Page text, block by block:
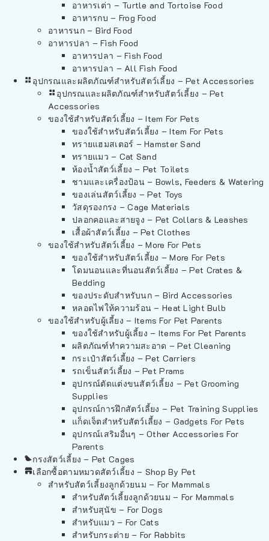
อาหารเต่า – Turtle and Tortoise Food
อาหารกบ – Frog Food
อาหารนก – Bird Food
อาหารปลา – Fish Food
อาหารปลา – Fish Food
อาหารปลา – All Fish Food
อุปกรณและผลิตภัณฑ์สำหรับสัตว์เลี้ยง – Pet Accessories
อุปกรณและผลิตภัณฑ์สำหรับสัตว์เลี้ยง – Pet
Accessories
ของใช้สำหรับสัตว์เลี้ยง – Item For Pets
ของใช้สำหรับสัตว์เลี้ยง – Item For Pets
ทรายแฮมสเตอร์ – Hamster Sand
ทรายแมว – Cat Sand
ห้องน้ำสัตว์เลี้ยง – Pet Toilets
ชามและเครื่องป้อน – Bowls, Feeders & Watering
ของเล่นสัตว์เลี้ยง – Pet Toys
วัสดุรองกรง – Cage Materials
ปลอกคอและสายจูง – Pet Collars & Leashes
เสื้อผ้าสัตว์เลี้ยง – Pet Clothes
ของใช้สำหรับสัตว์เลี้ยง – More For Pets
ของใช้สำหรับสัตว์เลี้ยง – More For Pets
โดมนอนและที่นอนสัตว์เลี้ยง – Pet Crates &
Bedding
ของประดับสำหรับนก – Bird Accessories
หลอดไฟให้ความร้อน – Heat Light Bulb
ของใช้สำหรับผู้เลี้ยง – Items For Pet Parents
ของใช้สำหรับผู้เลี้ยง – Items For Pet Parents
ผลิตภัณฑ์ทำความสะอาด – Pet Cleaning
กระเป๋าสัตว์เลี้ยง – Pet Carriers
รถเข็นสัตว์เลี้ยง – Pet Prams
อุปกรณ์ตัดแต่งขนสัตว์เลี้ยง – Pet Grooming
Supplies
อุปกรณ์การฝึกสัตว์เลี้ยง – Pet Training Supplies
แก็ดเจ็ตสำหรับสัตว์เลี้ยง – Gadgets For Pets
อุปกรณ์เสริมอื่นๆ – Other Accessories For
Parents
กรงสัตว์เลี้ยง – Pet Cages
เลือกซื้อตามหมวดสัตว์เลี้ยง – Shop By Pet
สำหรับสัตว์เลี้ยงลูกด้วยนม – For Mammals
สำหรับสัตว์เลี้ยงลูกด้วยนม – For Mammals
สำหรับสุนัข – For Dogs
สำหรับแมว – For Cats
สำหรับกระต่าย – For Rabbits